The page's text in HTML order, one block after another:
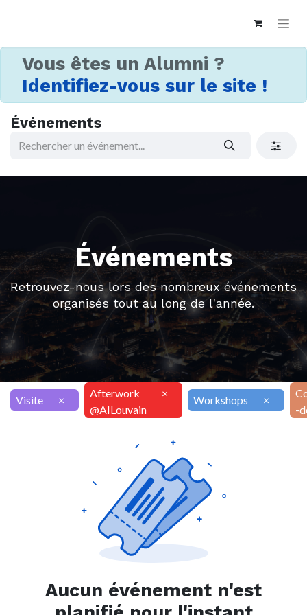
Vous êtes un Alumni ?
Identifiez-vous sur le site !
Événements
Événements
Retrouvez-nous lors des nombreux événements
organisés tout au long de l'année.
Visite ×
Afterwork
@AILouvain
×
Workshops ×
-
Aucun événement n'est